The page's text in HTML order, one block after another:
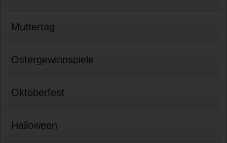
Muttertag
Ostergewinnspiele
Oktoberfest
Halloween